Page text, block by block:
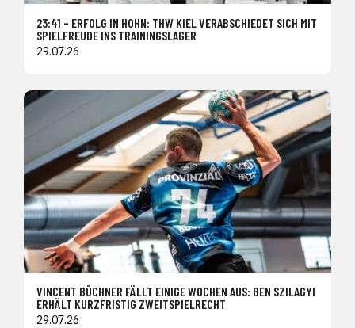
23:41 – ERFOLG IN HOHN: THW KIEL VERABSCHIEDET SICH MIT
SPIELFREUDE INS TRAININGSLAGER
29.07.26
VINCENT BÜCHNER FÄLLT EINIGE WOCHEN AUS: BEN SZILAGYI
ERHÄLT KURZFRISTIG ZWEITSPIELRECHT
29.07.26